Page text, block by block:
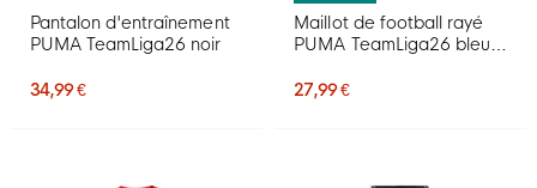
Pantalon d'entraînement
PUMA TeamLiga26 noir
34,99 €
Maillot de football rayé
PUMA TeamLiga26 bleu
27,99 €